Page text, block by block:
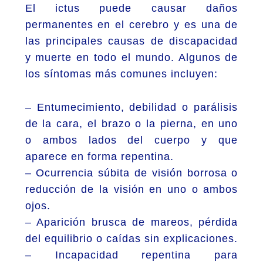
El ictus puede causar daños
permanentes en el cerebro y es una de
las principales causas de discapacidad
y muerte en todo el mundo. Algunos de
los síntomas más comunes incluyen:
– Entumecimiento, debilidad o parálisis
de la cara, el brazo o la pierna, en uno
o ambos lados del cuerpo y que
aparece en forma repentina.
– Ocurrencia súbita de visión borrosa o
reducción de la visión en uno o ambos
ojos.
– Aparición brusca de mareos, pérdida
del equilibrio o caídas sin explicaciones.
– Incapacidad repentina para